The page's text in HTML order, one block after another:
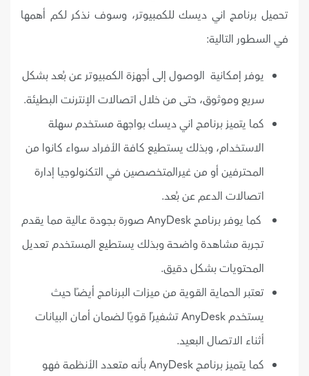
تحميل برنامج اني ديسك للكمبيوتر، وسوف نذكر لكم أهمها
في السطور التالية:
يوفر إمكانية الوصول إلى أجهزة الكمبيوتر عن بُعد بشكل
سريع وموثوق، حتى من خلال اتصالات الإنترنت البطيئة.
كما يتميز برنامج اني ديسك بواجهة مستخدم سهلة
الاستخدام، وبذلك يستطيع كافة الأفراد سواء كانوا من
المحترفين أو من غيرالمتخصصين في التكنولوجيا إدارة
اتصالات الدعم عن بُعد.
كما يوفر برنامج AnyDesk صورة بجودة عالية مما يقدم
تجربة مشاهدة واضحة وبذلك يستطيع المستخدم تعديل
المحتويات بشكل دقيق.
تعتبر الحماية القوية من ميزات البرنامج أيضًا حيث
يستخدم AnyDesk تشفيرًا قويًا لضمان أمان البيانات
أثناء الاتصال البعيد.
كما يتميز برنامج AnyDesk بأنه متعدد الأنظمة فهو